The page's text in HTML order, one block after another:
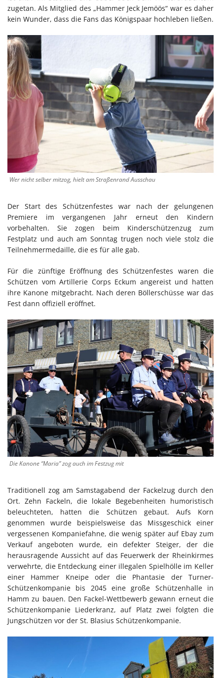
zugetan. Als Mitglied des „Hammer Jeck Jemöös“ war es daher
kein Wunder, dass die Fans das Königspaar hochleben ließen.
Wer nicht selber mitzog, hielt am Straßenrand Ausschau
Der Start des Schützenfestes war nach der gelungenen
Premiere im vergangenen Jahr erneut den Kindern
vorbehalten. Sie zogen beim Kinderschützenzug zum
Festplatz und auch am Sonntag trugen noch viele stolz die
Teilnehmermedaille, die es für alle gab.
Für die zünftige Eröffnung des Schützenfestes waren die
Schützen vom Artillerie Corps Eckum angereist und hatten
ihre Kanone mitgebracht. Nach deren Böllerschüsse war das
Fest dann offiziell eröffnet.
Die Kanone “Maria” zog auch im Festzug mit
Traditionell zog am Samstagabend der Fackelzug durch den
Ort. Zehn Fackeln, die lokale Begebenheiten humoristisch
beleuchteten, hatten die Schützen gebaut. Aufs Korn
genommen wurde beispielsweise das Missgeschick einer
vergessenen Kompaniefahne, die wenig später auf Ebay zum
Verkauf angeboten wurde, ein defekter Steiger, der die
herausragende Aussicht auf das Feuerwerk der Rheinkirmes
verwehrte, die Entdeckung einer illegalen Spielhölle im Keller
einer Hammer Kneipe oder die Phantasie der Turner-
Schützenkompanie bis 2045 eine große Schützenhalle in
Hamm zu bauen. Den Fackel-Wettbewerb gewann erneut die
Schützenkompanie Liederkranz, auf Platz zwei folgten die
Jungschützen vor der St. Blasius Schützenkompanie.